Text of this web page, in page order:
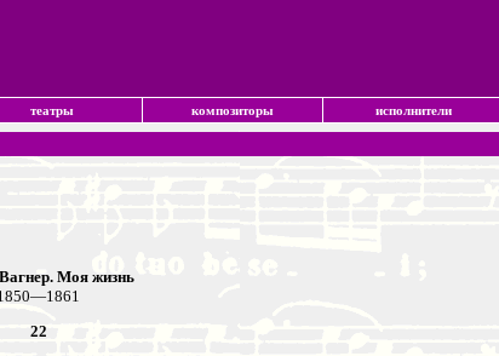
театры композиторы исполнители
Моя жизнь
22